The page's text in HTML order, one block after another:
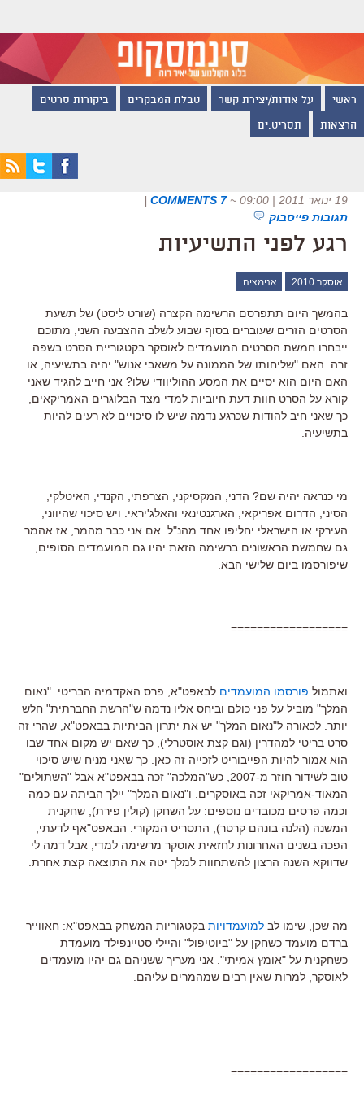
ראשי על אודות/יצירת קשר טבלת המבקרים ביקורות סרטים
הרצאות תסריט.ים
19 ינואר 2011 | 09:00 ~
7 COMMENTS
|
תגובות פייסבוק
רגע לפני התשיעיות
אוסקר 2010 אנימציה
בהמשך היום תתפרסם הרשימה הקצרה (שורט ליסט) של תשעת
הסרטים הזרים שעוברים בסוף שבוע לשלב ההצבעה השני, מתוכם
ייבחרו חמשת הסרטים המועמדים לאוסקר בקטגוריית הסרט בשפה
זרה. האם "שליחותו של הממונה על משאבי אנוש" יהיה בתשיעיה, או
האם היום הוא יסיים את המסע ההוליוודי שלו? אני חייב להגיד שאני
קורא על הסרט חוות דעת חיוביות למדי מצד הבלוגרים האמריקאים,
כך שאני חיב להודות שכרגע נדמה שיש לו סיכויים לא רעים להיות
בתשיעיה.
מי כנראה יהיה שם? הדני, המקסיקני, הצרפתי, הקנדי, האיטלקי,
הסיני, הדרום אפריקאי, הארגנטינאי והאלג'יראי. ויש סיכוי שהיווני,
העירקי או הישראלי יחליפו אחד מהנ"ל. אם אני כבר מהמר, אז אהמר
גם שחמשת הראשונים ברשימה הזאת יהיו גם המועמדים הסופים,
שיפורסמו ביום שלישי הבא.
==================
ואתמול פורסמו המועמדים לבאפט"א, פרס האקדמיה הבריטי. "נאום
המלך" מוביל על פני כולם וביחס אליו נדמה ש"הרשת החברתית" חלש
יותר. לכאורה ל"נאום המלך" יש את יתרון הביתיות בבאפט"א, שהרי זה
סרט בריטי למהדרין (וגם קצת אוסטרלי), כך שאם יש מקום אחד שבו
הוא אמור להיות הפייבוריט לזכייה זה כאן. כך שאני מניח שיש סיכוי
טוב לשידור חוזר מ-2007, כש"המלכה" זכה בבאפט"א אבל "השתולים"
המאוד-אמריקאי זכה באוסקרים. ו"נאום המלך" יילך הביתה עם כמה
וכמה פרסים מכובדים נוספים: על השחקן (קולין פירת), שחקנית
המשנה (הלנה בונהם קרטר), התסריט המקורי. הבאפט"אף לדעתי,
הפכה בשנים האחרונות לחזאית אוסקר מרשימה למדי, אבל דמה לי
שדווקא השנה הרצון להשתחוות למלך יטה את התוצאה קצת אחרת.
מה שכן, שימו לב למועמדויות בקטגוריות המשחק בבאפט"א: חאווייר
ברדם מועמד כשחקן על "ביוטיפול" והיילי סטיינפילד מועמדת
כשחקנית על "אומץ אמיתי". אני מעריך ששניהם גם יהיו מועמדים
לאוסקר, למרות שאין רבים שמהמרים עליהם.
==================